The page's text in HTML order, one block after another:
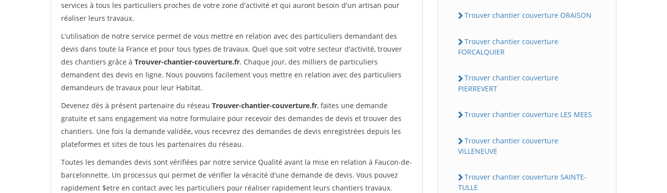
services à tous les particuliers proches de votre zone d'activité et qui auront besoin d'un artisan pour
réaliser leurs travaux.
L'utilisation de notre service permet de vous mettre en relation avec des particuliers demandant des
devis dans toute la France et pour tous types de travaux. Quel que soit votre secteur d'activité, trouver
des chantiers grâce à Trouver-chantier-couverture.fr. Chaque jour, des milliers de particuliers
demandent des devis en ligne. Nous pouvons facilement vous mettre en relation avec des particuliers
demandeurs de travaux pour leur Habitat.
Devenez dès à présent partenaire du réseau Trouver-chantier-couverture.fr, faites une demande
gratuite et sans engagement via notre formulaire pour recevoir des demandes de devis et trouver des
chantiers. Une fois la demande validée, vous recevrez des demandes de devis enregistrées depuis les
plateformes et sites de tous les partenaires du réseau.
Toutes les demandes devis sont vérifiées par notre service Qualité avant la mise en relation à Faucon-de-
barcelonnette. Un processus qui permet de vérifier la véracité d'une demande de devis. Vous pouvez
rapidement $etre en contact avec les particuliers pour réaliser rapidement leurs chantiers travaux.
Trouver chantier couverture ORAISON
Trouver chantier couverture
FORCALQUIER
Trouver chantier couverture
PIERREVERT
Trouver chantier couverture LES MEES
Trouver chantier couverture
VILLENEUVE
Trouver chantier couverture SAINTE-
TULLE